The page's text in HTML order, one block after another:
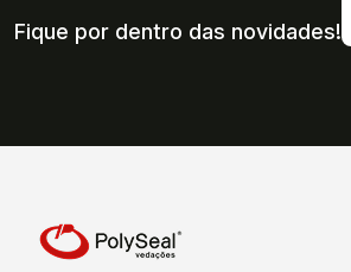
Fique por dentro das novidades!